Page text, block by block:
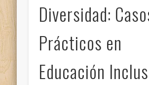
Diversidad:
Prácticos en
Educación